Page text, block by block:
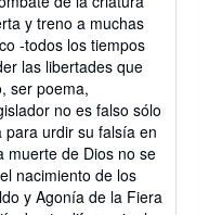
y treno a muchas
-todos los tiempos
las libertades que
ser poema,
no es falso sólo
urdir su falsía en
muerte de Dios no se
nacimiento de los
y Agonía de la Fiera